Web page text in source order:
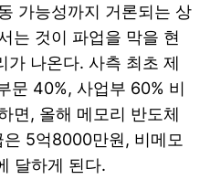
가능성까지 거론되는 상
는 것이 파업을 막을 현
가 나온다. 사측 최초 제
문 40%, 사업부 60% 비
면, 올해 메모리 반도체
5억8000만원, 비메모
달하게 된다.